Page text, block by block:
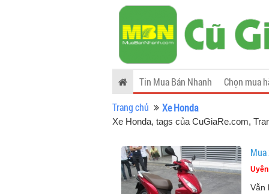
Tin Mua Bán Nhanh
Chọn mua
Trang chủ
Xe Honda
Xe Honda, tags của CuGiaRe.com,
Vẫn